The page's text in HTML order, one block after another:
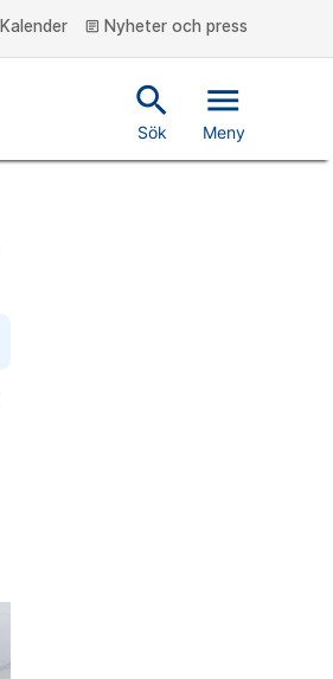
Kalender article Nyheter och press
search
Sök
menu
Meny